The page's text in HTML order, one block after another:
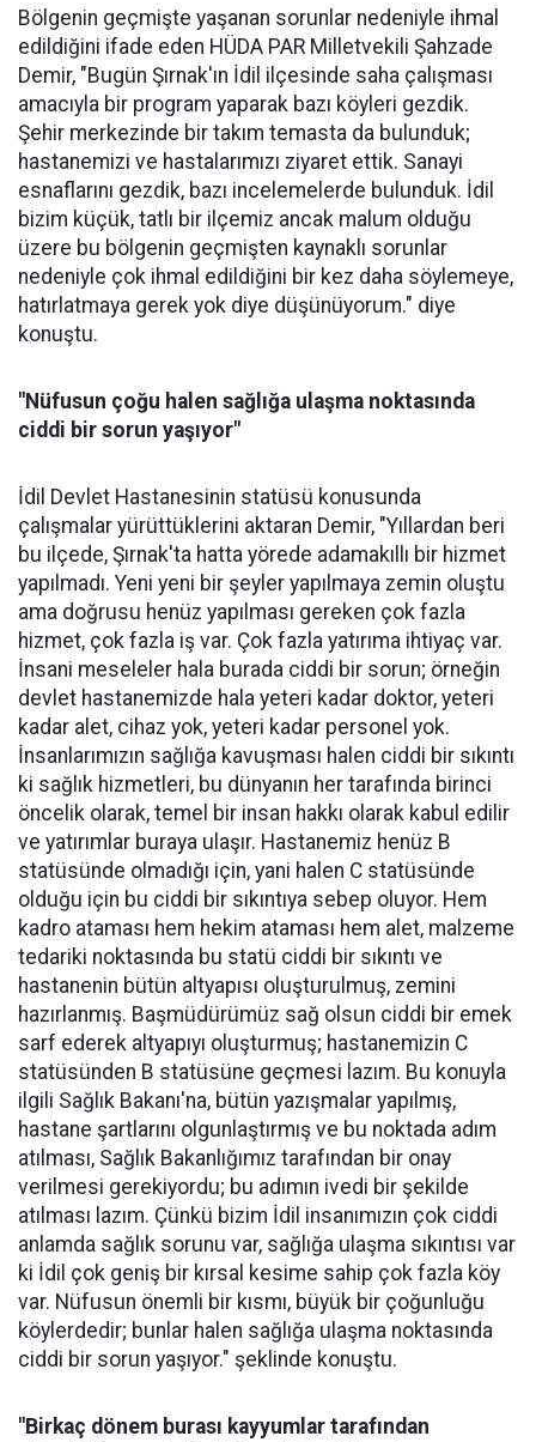
Bölgenin geçmişte yaşanan sorunlar nedeniyle ihmal
edildiğini ifade eden HÜDA PAR Milletvekili Şahzade
Demir, "Bugün Şırnak'ın İdil ilçesinde saha çalışması
amacıyla bir program yaparak bazı köyleri gezdik.
Şehir merkezinde bir takım temasta da bulunduk;
hastanemizi ve hastalarımızı ziyaret ettik. Sanayi
esnaflarını gezdik, bazı incelemelerde bulunduk. İdil
bizim küçük, tatlı bir ilçemiz ancak malum olduğu
üzere bu bölgenin geçmişten kaynaklı sorunlar
nedeniyle çok ihmal edildiğini bir kez daha söylemeye,
hatırlatmaya gerek yok diye düşünüyorum." diye
konuştu.
"Nüfusun çoğu halen sağlığa ulaşma noktasında
ciddi bir sorun yaşıyor"
İdil Devlet Hastanesinin statüsü konusunda
çalışmalar yürüttüklerini aktaran Demir, "Yıllardan beri
bu ilçede, Şırnak'ta hatta yörede adamakıllı bir hizmet
yapılmadı. Yeni yeni bir şeyler yapılmaya zemin oluştu
ama doğrusu henüz yapılması gereken çok fazla
hizmet, çok fazla iş var. Çok fazla yatırıma ihtiyaç var.
İnsani meseleler hala burada ciddi bir sorun; örneğin
devlet hastanemizde hala yeteri kadar doktor, yeteri
kadar alet, cihaz yok, yeteri kadar personel yok.
İnsanlarımızın sağlığa kavuşması halen ciddi bir sıkıntı
ki sağlık hizmetleri, bu dünyanın her tarafında birinci
öncelik olarak, temel bir insan hakkı olarak kabul edilir
ve yatırımlar buraya ulaşır. Hastanemiz henüz B
statüsünde olmadığı için, yani halen C statüsünde
olduğu için bu ciddi bir sıkıntıya sebep oluyor. Hem
kadro ataması hem hekim ataması hem alet, malzeme
tedariki noktasında bu statü ciddi bir sıkıntı ve
hastanenin bütün altyapısı oluşturulmuş, zemini
hazırlanmış. Başmüdürümüz sağ olsun ciddi bir emek
sarf ederek altyapıyı oluşturmuş; hastanemizin C
statüsünden B statüsüne geçmesi lazım. Bu konuyla
ilgili Sağlık Bakanı'na, bütün yazışmalar yapılmış,
hastane şartlarını olgunlaştırmış ve bu noktada adım
atılması, Sağlık Bakanlığımız tarafından bir onay
verilmesi gerekiyordu; bu adımın ivedi bir şekilde
atılması lazım. Çünkü bizim İdil insanımızın çok ciddi
anlamda sağlık sorunu var, sağlığa ulaşma sıkıntısı var
ki İdil çok geniş bir kırsal kesime sahip çok fazla köy
var. Nüfusun önemli bir kısmı, büyük bir çoğunluğu
köylerdedir; bunlar halen sağlığa ulaşma noktasında
ciddi bir sorun yaşıyor." şeklinde konuştu.
"Birkaç dönem burası kayyumlar tarafından